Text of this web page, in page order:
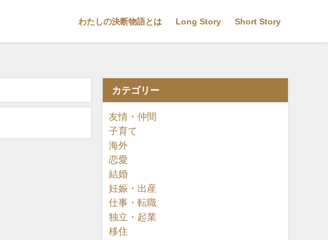
わたしの決断物語とは Long Story Short Story
カテゴリー
友情・仲間
子育て
海外
恋愛
結婚
妊娠・出産
仕事・転職
独立・起業
移住